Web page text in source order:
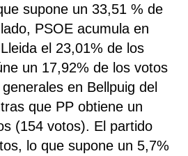
supone un 33,51 % de
PSOE acumula en
el 23,01% de los
un 17,92% de los votos
en Bellpuig del
que PP obtiene un
(154 votos). El partido
lo que supone un 5,7%